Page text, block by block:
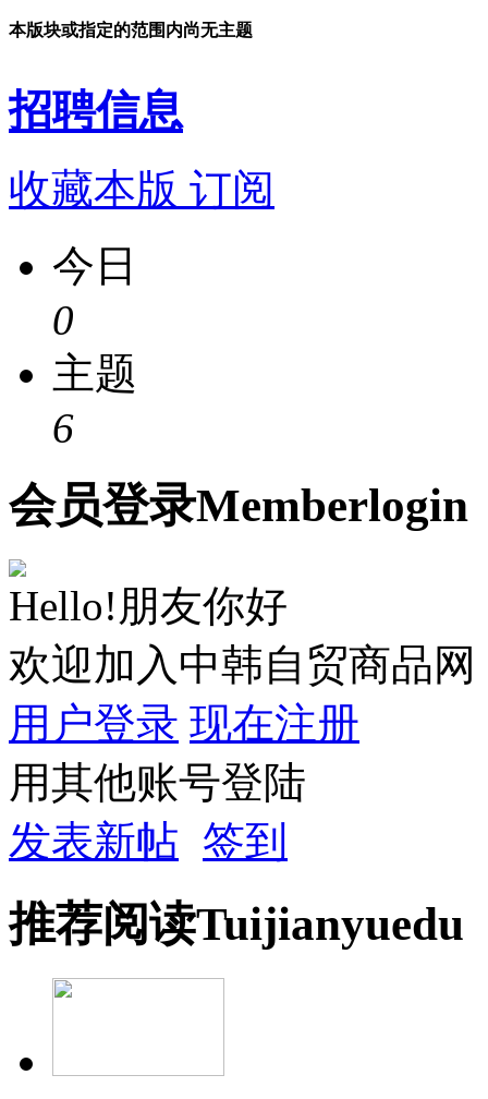
本版块或指定的范围内尚无主题
招聘信息
收藏本版 订阅
今日
0
主题
6
会员登录Memberlogin
Hello!朋友你好
欢迎加入中韩自贸商品网
用户登录 现在注册
用其他账号登陆
发表新帖 签到
推荐阅读Tuijianyuedu